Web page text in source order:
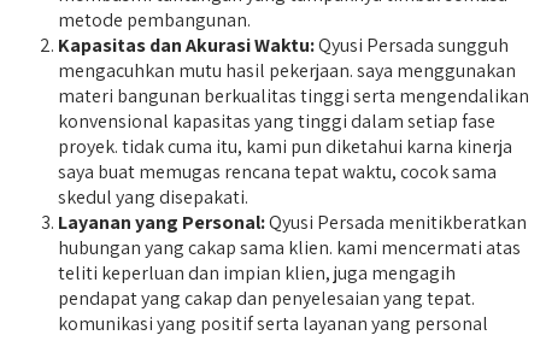
metode pembangunan.
Kapasitas dan Akurasi Waktu:Qyusi Persada sungguh
mengacuhkan mutu hasil pekerjaan. saya menggunakan
materi bangunan berkualitas tinggi serta mengendalikan
konvensional kapasitas yang tinggi dalam setiap fase
proyek. tidak cuma itu, kami pun diketahui karna kinerja
saya buat memugas rencana tepat waktu, cocok sama
skedul yang disepakati.
Layanan yang Personal:Qyusi Persada menitikberatkan
hubungan yang cakap sama klien. kami mencermati atas
teliti keperluan dan impian klien, juga mengagih
pendapat yang cakap dan penyelesaian yang tepat.
komunikasi yang positif serta layanan yang personal